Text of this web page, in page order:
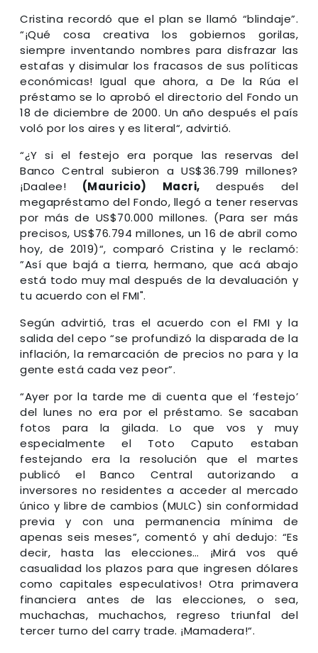
Cristina recordó que el plan se llamó “blindaje”.
“¡Qué cosa creativa los gobiernos gorilas,
siempre inventando nombres para disfrazar las
estafas y disimular los fracasos de sus políticas
económicas! Igual que ahora, a De la Rúa el
préstamo se lo aprobó el directorio del Fondo un
18 de diciembre de 2000. Un año después el país
voló por los aires y es literal“, advirtió.
“¿Y si el festejo era porque las reservas del
Banco Central subieron a US$36.799 millones?
¡Daalee! (Mauricio) Macri, después del
megapréstamo del Fondo, llegó a tener reservas
por más de US$70.000 millones. (Para ser más
precisos, US$76.794 millones, un 16 de abril como
hoy, de 2019)“, comparó Cristina y le reclamó:
”Así que bajá a tierra, hermano, que acá abajo
está todo muy mal después de la devaluación y
tu acuerdo con el FMI".
Según advirtió, tras el acuerdo con el FMI y la
salida del cepo “se profundizó la disparada de la
inflación, la remarcación de precios no para y la
gente está cada vez peor”.
“Ayer por la tarde me di cuenta que el ‘festejo’
del lunes no era por el préstamo. Se sacaban
fotos para la gilada. Lo que vos y muy
especialmente el Toto Caputo estaban
festejando era la resolución que el martes
publicó el Banco Central autorizando a
inversores no residentes a acceder al mercado
único y libre de cambios (MULC) sin conformidad
previa y con una permanencia mínima de
apenas seis meses”, comentó y ahí dedujo: “Es
decir, hasta las elecciones… ¡Mirá vos qué
casualidad los plazos para que ingresen dólares
como capitales especulativos! Otra primavera
financiera antes de las elecciones, o sea,
muchachas, muchachos, regreso triunfal del
tercer turno del carry trade. ¡Mamadera!“.